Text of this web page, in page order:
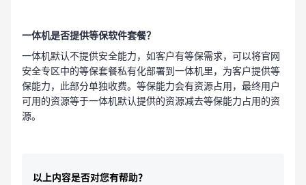
一体机是否提供等保软件套餐？
一体机默认不提供安全能力，如客户有等保需求，可以将官网
安全专区中的等保套餐私有化部署到一体机里，为客户提供等
保能力，此部分单独收费。等保能力会有资源占用，最终用户
可用的资源等于一体机默认提供的资源减去等保能力占用的资
源。
以上内容是否对您有帮助？